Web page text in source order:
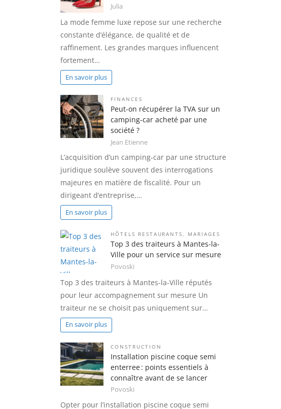
Julia
La mode femme luxe repose sur une recherche
constante d’élégance, de qualité et de
raffinement. Les grandes marques influencent
fortement…
En savoir plus
FINANCES
Peut-on récupérer la TVA sur un
camping-car acheté par une
société ?
Jean Etienne
L’acquisition d’un camping-car par une structure
juridique soulève souvent des interrogations
majeures en matière de fiscalité. Pour un
dirigeant d’entreprise,…
En savoir plus
HÔTELS RESTAURANTS, MARIAGES
Top 3 des traiteurs à Mantes-la-
Ville pour un service sur mesure
Povoski
Top 3 des traiteurs à Mantes-la-Ville réputés
pour leur accompagnement sur mesure Un
traiteur ne se choisit pas uniquement sur…
En savoir plus
CONSTRUCTION
Installation piscine coque semi
enterree : points essentiels à
connaître avant de se lancer
Povoski
Opter pour l’installation piscine coque semi